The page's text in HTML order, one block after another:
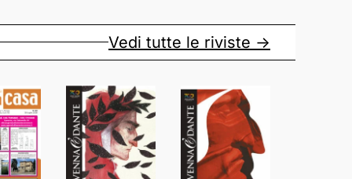
Vedi tutte le riviste ->